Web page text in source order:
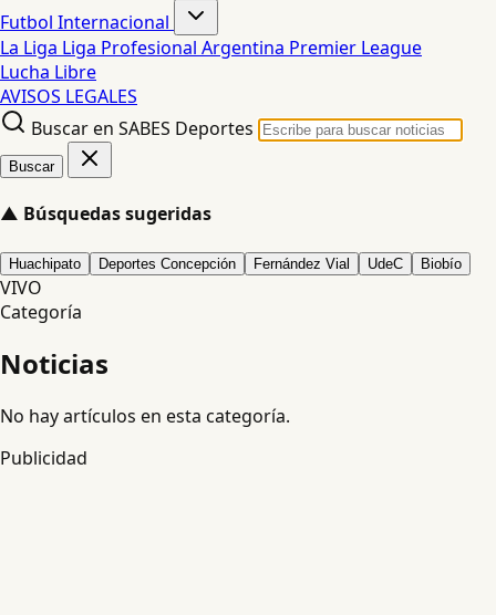
Futbol Internacional
La Liga Liga Profesional Argentina Premier League
Lucha Libre
AVISOS LEGALES
Buscar en SABES Deportes
Buscar
▲ Búsquedas sugeridas
Huachipato Deportes Concepción Fernández Vial UdeC Biobío
VIVO
Categoría
Noticias
No hay artículos en esta categoría.
Publicidad